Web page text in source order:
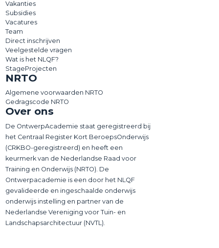
Vakanties
Subsidies
Vacatures
Team
Direct inschrijven
Veelgestelde vragen
Wat is het NLQF?
StageProjecten
NRTO
Algemene voorwaarden NRTO
Gedragscode NRTO
Over ons
De OntwerpAcademie staat geregistreerd bij
het Centraal Register Kort BeroepsOnderwijs
(CRKBO-geregistreerd) en heeft een
keurmerk van de Nederlandse Raad voor
Training en Onderwijs (NRTO). De
Ontwerpacademie is een door het NLQF
gevalideerde en ingeschaalde onderwijs
onderwijs instelling en partner van de
Nederlandse Vereniging voor Tuin- en
Landschapsarchitectuur (NVTL).